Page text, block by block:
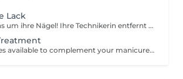
Lack
Wir kümmern uns um ihre Nägel! Ihre Technikerin entfernt sanft abgestorbene hautzellen, feilt und formt ihre Nägel und poliert die oberfläche für ein glattes, natürliches finish. Unsere meister bieten kantige, hardware- oder kombinierte manicures an, je nach ihren wünschen. Wie wird eine manicure ohne nagellack durchgeführt? - raue haut wird sanft entfernt - die form der nagelplatte wird behutsam korrigiert - die Nagelhaut und seitlichen ränder werden sorgfältig bearbeitet - Nagelhautöl und handcreme werden aufgetragen, um zu pflegen und zu hydratisieren Altersbeschränkung: empfohlen ab 14 Jahren. Nachbehandlungsempfehlungen: es sind keine speziellen Nachbehandlungen erforderlich. Häufigkeit: alle 3 Wochen.
Additional services available to complement your manicure or as standalone treatments. Nail Repair per nail (during service) Minor repair of a single nail (small crack, local damage or broken nail). This option can be added multiple times if more than one nail requires repair. Charged at 3€ per nail for Manicure with Gel Polish services. Nail Repair per nail (walk-in) Repair of one nail without manicure or polish application. Suitable for clients booking a repair only. Onycholysis Treatment per nail Targeted care for nails affected by onycholysis. Performed without polish to support healthy nail recovery. IBX Nail Repair System Professional nail treatment designed to strengthen and restore natural nails. Can be booked alone or combined with gel removal for deeper repair. Gel Polish Removal Gentle and careful removal of gel polish.